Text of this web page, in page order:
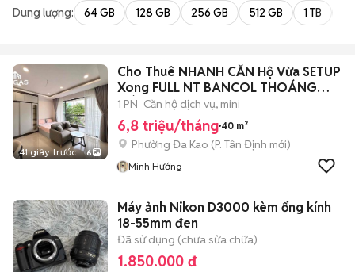
Dung lượng: 64 GB 128 GB 256 GB 512 GB 1 TB
41 giây trước 6
Cho Thuê NHANH CĂN Hộ Vừa SETUP
Xong FULL NT BANCOL THOÁNG
MÁT - NEW
1 PN Căn hộ dịch vụ, mini
6,8 triệu/tháng 40 m²
Phường Đa Kao (P. Tân Định mới)
Minh Hướng
Máy ảnh Nikon D3000 kèm ống kính
18-55mm đen
Đã sử dụng (chưa sửa chữa)
1.850.000 đ